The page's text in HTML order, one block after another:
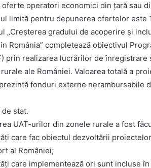
operatori economici din țară sau
limită pentru depunerea ofertelor este
„Creșterea gradului de acoperire și
România” completează obiectivul
prin realizarea lucrărilor de
ale României. Valoarea totală a
fonduri externe nerambursabile
stat.
UAT-urilor din zonele rurale a fost
care fac obiectul dezvoltării
al României;
care implementează ori sunt incluse